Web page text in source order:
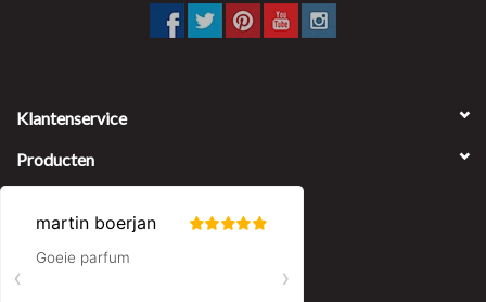
Klantenservice
Producten